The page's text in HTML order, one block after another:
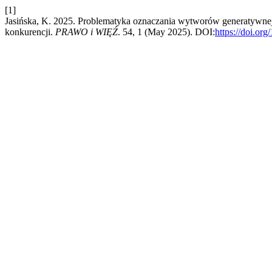
[1]
Jasińska, K. 2025. Problematyka oznaczania wytworów
konkurencji. PRAWO i WIĘŹ. 54, 1 (May 2025). DOI:https://